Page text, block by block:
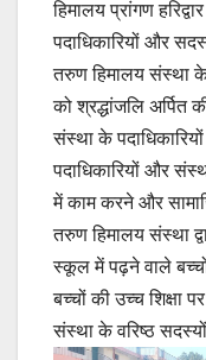
हिमालय प्रांगण
पदाधिकारियों और
तरुण हिमालय संस्था के
को श्रद्धांजलि अर्पित
संस्था के
पदाधिकारियों और
में काम करने और
तरुण हिमालय संस्था
स्कूल में पढ़ने वाले
बच्चों की उच्च शिक्षा
संस्था के वरिष्ठ